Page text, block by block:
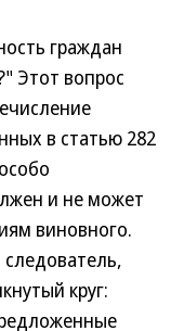
граждан
Этот вопрос
в статью 282
и не может
виновного.
круг: